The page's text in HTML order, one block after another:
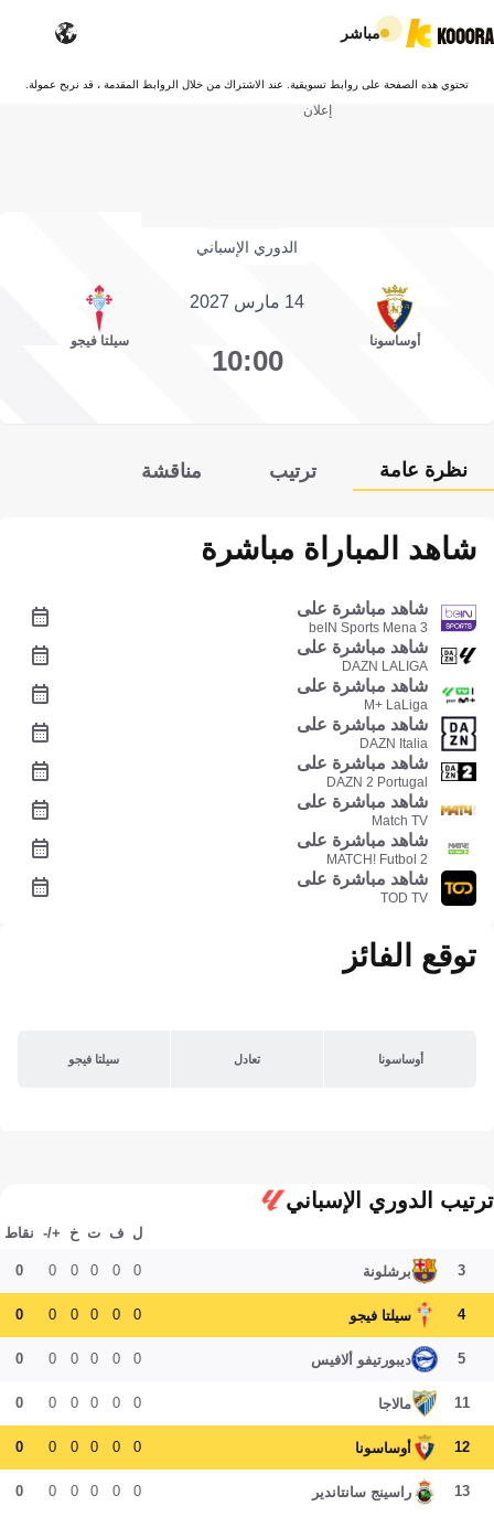
مباشر
تحتوي هذه الصفحة على روابط تسويقية. عند الاشتراك من خلال الروابط المقدمة ، قد نربح عمولة.
إعلان
الدوري الإسباني
أوساسونا
14 مارس 2027
10:00
سيلتا فيجو
نظرة عامة ترتيب مناقشة
شاهد المباراة مباشرة
شاهد مباشرة على
beIN Sports Mena 3
شاهد مباشرة على
DAZN LALIGA
شاهد مباشرة على
M+ LaLiga
شاهد مباشرة على
DAZN Italia
شاهد مباشرة على
DAZN 2 Portugal
شاهد مباشرة على
Match TV
شاهد مباشرة على
MATCH! Futbol 2
شاهد مباشرة على
TOD TV
توقع الفائز
أوساسونا تعادل سيلتا فيجو
ترتيب الدوري الإسباني
ل ف ت خ +/- نقاط
3 برشلونة 0
0
0
0
0
0
4 سيلتا فيجو 0
0
0
0
0
0
5 ديبورتيفو ألافيس 0
0
0
0
0
0
11 مالاجا 0
0
0
0
0
0
12 أوساسونا 0
0
0
0
0
0
13 راسينج سانتاندير 0
0
0
0
0
0